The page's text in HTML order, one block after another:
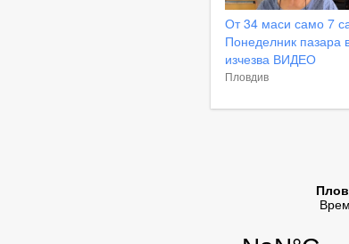
От 34 маси само 7
Понеделник пазара
изчезва ВИДЕО
Пловдив